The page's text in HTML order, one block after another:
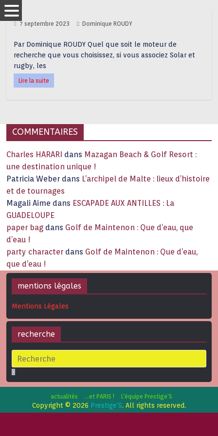
7 septembre 2023 Dominique ROUDY
Par Dominique ROUDY Quel que soit le moteur de
recherche que vous choisissez, si vous associez Solar et
rugby, les
Lire la suite
COMMENTAIRES
Charles HARARI dans Mazagan Beach & Golf Resort :
une destination unique !
Patricia Weber dans L’archipel de Malte : lieux d’histoire
et de tournages
Magali Aime dans ESCAPADE AUX ANTILLES : La
GUADELOUPE
paper bag dans Golf de Maintenon : Que d’eau, que
d’eau !
party character dans Golf de Maintenon : Que d’eau,
que d’eau !
mentions légales
Mentions Légales
recherche
actualités …et PARIS ! L’équipe Prestige’S
Copyright © 2026 Prestige'S. All rights reserved.